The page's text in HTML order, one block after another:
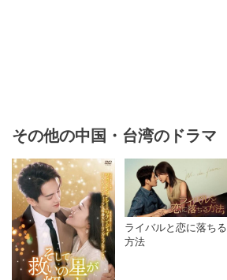
その他の中国・台湾のドラマ
ライバルと恋に落ちる
方法